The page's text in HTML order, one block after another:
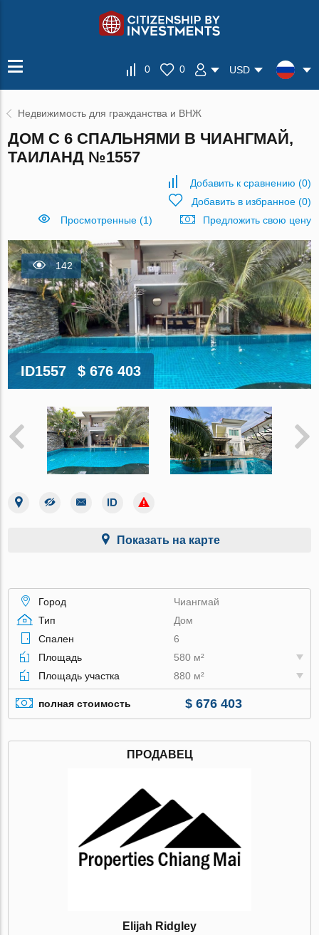
0 0 USD
Недвижимость для гражданства и ВНЖ
ДОМ С 6 СПАЛЬНЯМИ В ЧИАНГМАЙ,
ТАИЛАНД №1557
Добавить к сравнению (0)
Добавить в избранное(0)
Просмотренные (1)
Предложить свою цену
142
ID1557 $ 676 403
Показать на карте
Город
Чиангмай
Тип
Дом
Спален
6
Площадь
580 м²
Площадь участка
880 м²
полная стоимость $ 676 403
ПРОДАВЕЦ
Elijah Ridgley